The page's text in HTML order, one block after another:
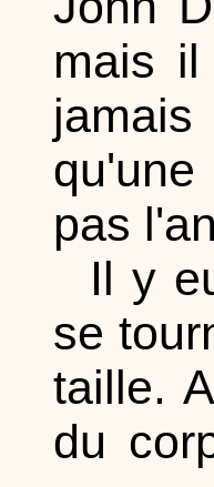
mais il
pas
Il y
se
taille.
du